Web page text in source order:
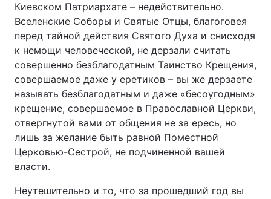
Киевском Патриархате – недействительно.
Вселенские Соборы и Святые Отцы, благоговея
перед тайной действия Святого Духа и снисходя
к немощи человеческой, не дерзали считать
совершенно безблагодатным Таинство Крещения,
совершаемое даже у еретиков – вы же дерзаете
называть безблагодатным и даже «бесоугодным»
крещение, совершаемое в Православной Церкви,
отвергнутой вами от общения не за ересь, но
лишь за желание быть равной Поместной
Церковью-Сестрой, не подчиненной вашей
власти.
Неутешительно и то, что за прошедший год вы